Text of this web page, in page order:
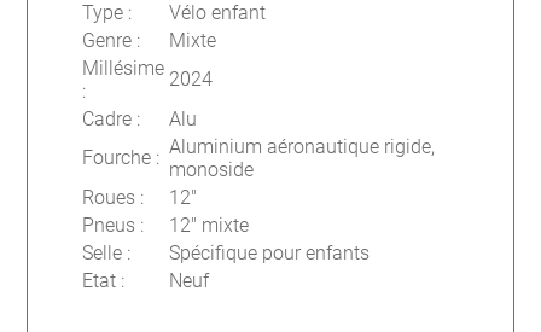
Type :
Vélo enfant
Genre :
Mixte
Millésime
:
2024
Cadre :
Alu
Fourche : Aluminium aéronautique rigide,
monoside
Roues :
12"
Pneus :
12" mixte
Selle :
Spécifique pour enfants
Etat : Neuf